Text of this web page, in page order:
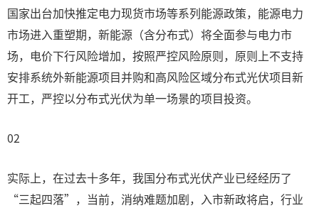
国家出台加快推定电力现货市场等系列能源政策，能源电力
市场进入重塑期，新能源（含分布式）将全面参与电力市
场，电价下行风险增加，按照严控风险原则，原则上不支持
安排系统外新能源项目并购和高风险区域分布式光伏项目新
开工，严控以分布式光伏为单一场景的项目投资。
02
实际上，在过去十多年，我国分布式光伏产业已经经历了
“三起四落”，当前，消纳难题加剧，入市新政将启，行业